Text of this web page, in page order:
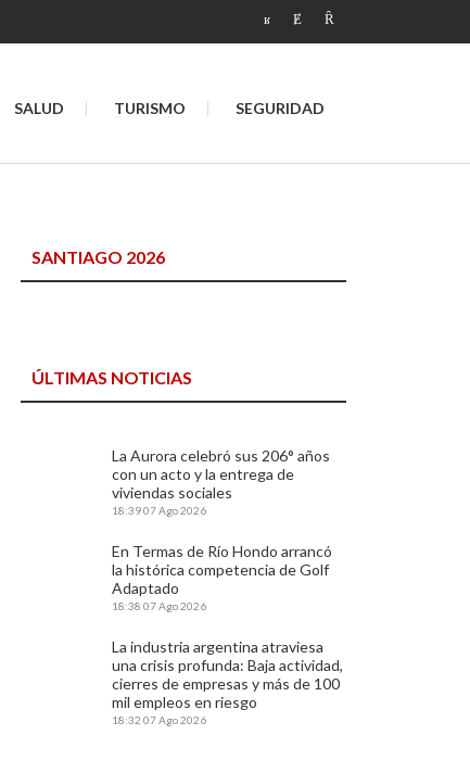
SALUD TURISMO SEGURIDAD
SANTIAGO 2026
ÚLTIMAS NOTICIAS
La Aurora celebró sus 206° años
con un acto y la entrega de
viviendas sociales
18:3907 Ago 2026
En Termas de Río Hondo arrancó
la histórica competencia de Golf
Adaptado
18:38 07 Ago 2026
La industria argentina atraviesa
una crisis profunda: Baja actividad,
cierres de empresas y más de 100
mil empleos en riesgo
18:32 07 Ago 2026